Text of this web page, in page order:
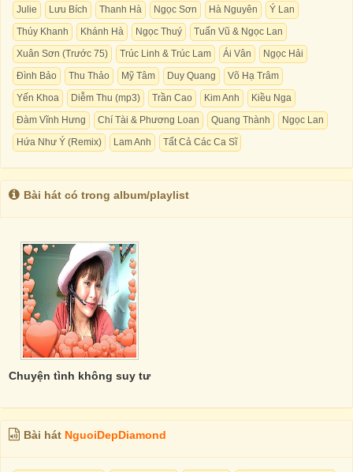
Julie
Lưu Bích Thanh Hà Ngọc Sơn Hà Nguyên
Ý Lan
Thúy Khanh
Khánh Hà Ngọc Thuý
Tuấn Vũ & Ngọc Lan
Xuân Sơn (Trước 75)
Trúc Linh & Trúc Lam Ái Vân
Ngọc Hải
Đình Bảo
Thu Thảo Mỹ Tâm Duy Quang
Võ Hạ Trâm
Yến Khoa
Diễm Thu (mp3) Trần Cao Kim Anh
Kiều Nga
Đàm Vĩnh Hưng
Chí Tài & Phương Loan Quang Thành
Ngọc Lan
Hứa Như Ý (Remix)
Lam Anh Tất Cả Các Ca Sĩ
Bài hát có trong album/playlist
Chuyện tình không suy tư
Bài hát NguoiDepDiamond